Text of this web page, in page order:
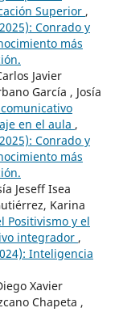
Superior ,
Conrado y
más
Javier
García , Josía
en el aula ,
Conrado y
más
Jeseff Isea
Karina
Positivismo y el
integrador ,
Inteligencia
Xavier
Chapeta ,